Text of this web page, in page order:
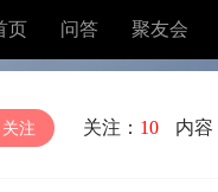
页 问答 聚友会
关注 关注： 10 内容